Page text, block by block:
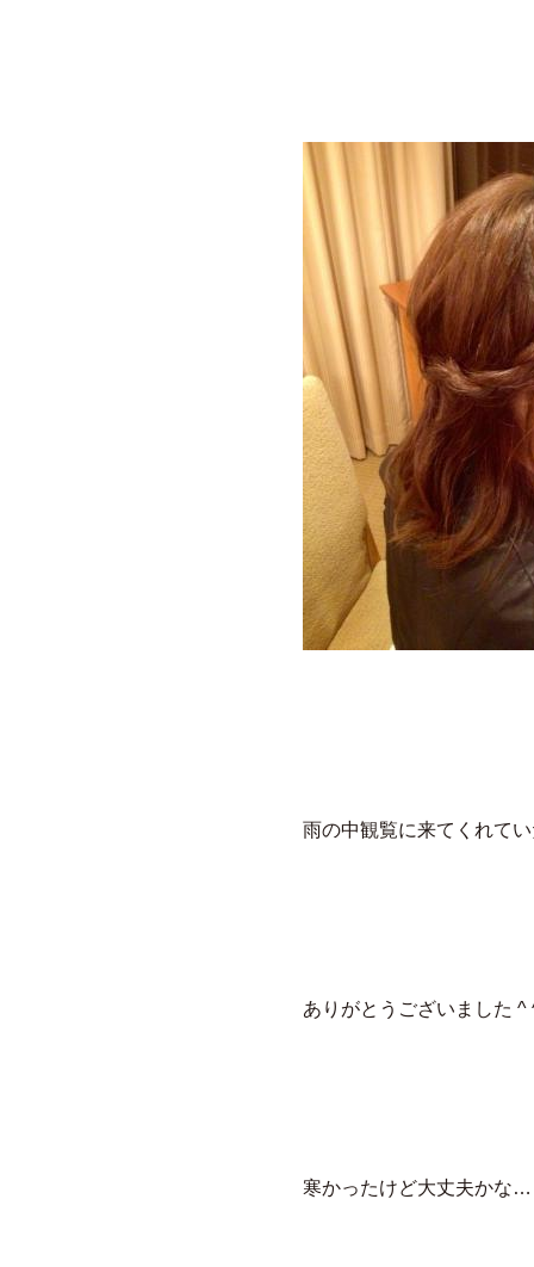
雨の中観覧に来てくれて
ありがとうございました ^
寒かったけど大丈夫かな